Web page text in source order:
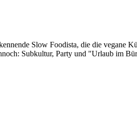
Slow Foodista, die die vegane
Subkultur, Party und "Urlaub im